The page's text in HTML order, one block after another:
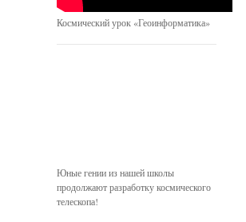
Космический урок «Геоинформатика»
Юные гении из нашей школы
продолжают разработку космического
телескопа!